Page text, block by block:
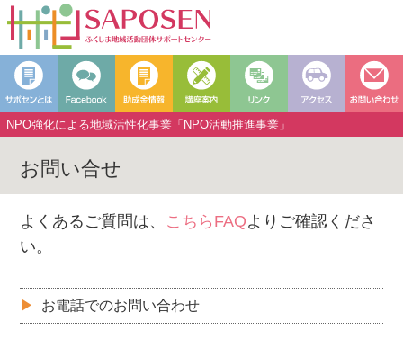
NPO強化による地域活性化事業「NPO活動推進事業」
お問い合せ
よくあるご質問は、 こちらFAQよりご確認くださ
い。
お電話でのお問い合わせ